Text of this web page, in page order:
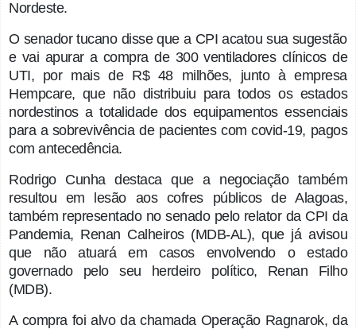
Nordeste.
O senador tucano disse que a CPI acatou sua sugestão
e vai apurar a compra de 300 ventiladores clínicos de
UTI, por mais de R$ 48 milhões, junto à empresa
Hempcare, que não distribuiu para todos os estados
nordestinos a totalidade dos equipamentos essenciais
para a sobrevivência de pacientes com covid-19, pagos
com antecedência.
Rodrigo Cunha destaca que a negociação também
resultou em lesão aos cofres públicos de Alagoas,
também representado no senado pelo relator da CPI da
Pandemia, Renan Calheiros (MDB-AL), que já avisou
que não atuará em casos envolvendo o estado
governado pelo seu herdeiro político, Renan Filho
(MDB).
A compra foi alvo da chamada Operação Ragnarok, da